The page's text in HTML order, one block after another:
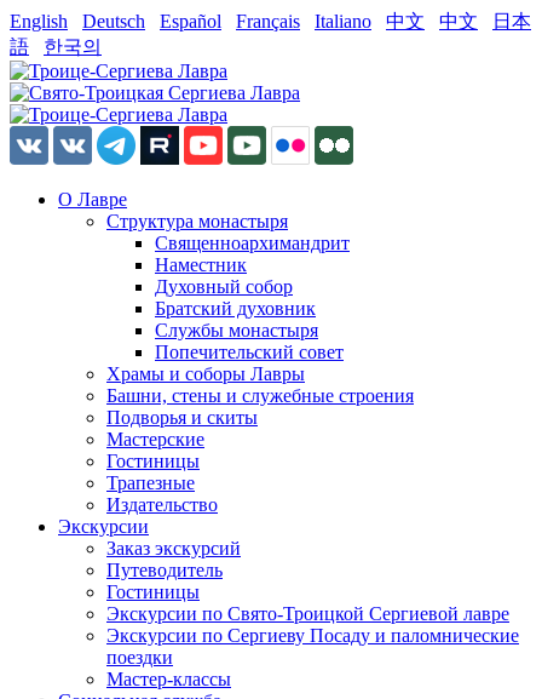
English Deutsch Español Français Italiano 中文 中文
日本
語
한국의
О Лавре
Структура монастыря
Священноархимандрит
Наместник
Духовный собор
Братский духовник
Службы монастыря
Попечительский совет
Храмы и соборы Лавры
Башни, стены и служебные строения
Подворья и скиты
Мастерские
Гостиницы
Трапезные
Издательство
Экскурсии
Заказ экскурсий
Путеводитель
Гостиницы
Экскурсии по Свято-Троицкой Сергиевой лавре
Экскурсии по Сергиеву Посаду и паломнические
поездки
Мастер-классы